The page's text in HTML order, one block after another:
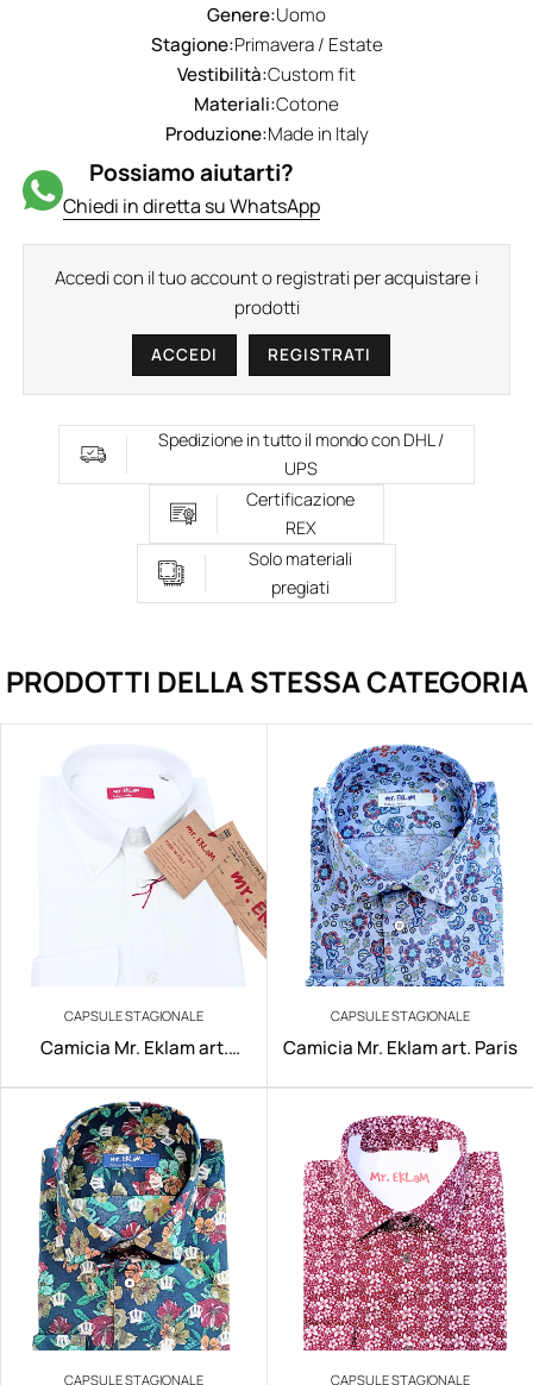
Genere:Uomo
Stagione:Primavera / Estate
Vestibilità:Custom fit
Materiali:Cotone
Produzione:Made in Italy
Possiamo aiutarti?
Chiedi in diretta su WhatsApp
Accedi con il tuo account o registrati per acquistare i
prodotti
ACCEDI REGISTRATI
Spedizione in tutto il mondo con DHL /
UPS
Certificazione
REX
Solo materiali
pregiati
PRODOTTI DELLA STESSA CATEGORIA
CAPSULE STAGIONALE
Camicia Mr. Eklam art.
CAPSULE STAGIONALE
Camicia Mr. Eklam art. Paris
CAPSULE STAGIONALE CAPSULE STAGIONALE